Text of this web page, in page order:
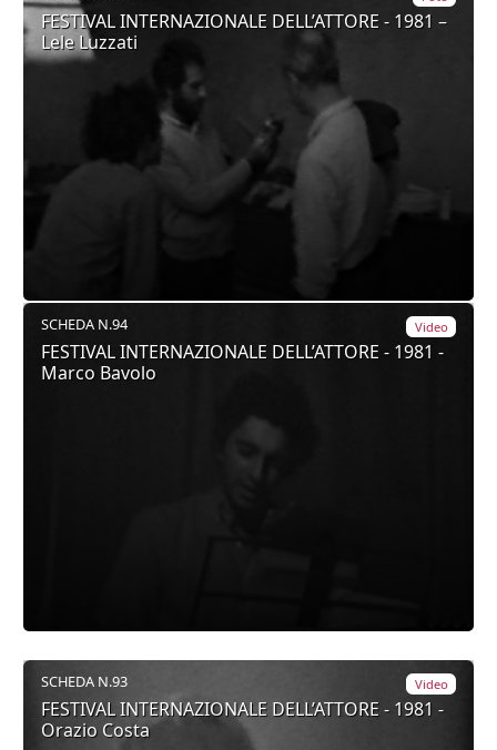
FESTIVAL INTERNAZIONALE DELL’ATTORE - 1981 –
Lele Luzzati
SCHEDA N.94 Video
FESTIVAL INTERNAZIONALE DELL’ATTORE - 1981 -
Marco Bavolo
SCHEDA N.93 Video
FESTIVAL INTERNAZIONALE DELL’ATTORE - 1981 -
Orazio Costa